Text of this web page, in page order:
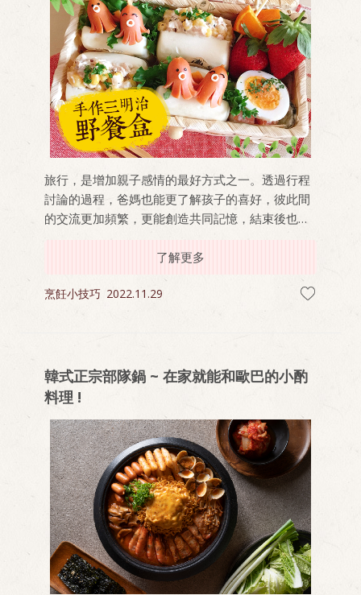
旅行，是增加親子感情的最好方式之一。透過行程
討論的過程，爸媽也能更了解孩子的喜好，彼此間
的交流更加頻繁，更能創造共同記憶，結束後也能
成為親子間的話題之一。 周末是一日郊遊的好選
擇，出遊前跟小孩一起做做小點心，簡單幾個步驟
拉近彼此距離，出遊有吃有玩更開心！
了解更多
烹飪小技巧 2022.11.29
韓式正宗部隊鍋 ~ 在家就能和歐巴的小酌
料理 !